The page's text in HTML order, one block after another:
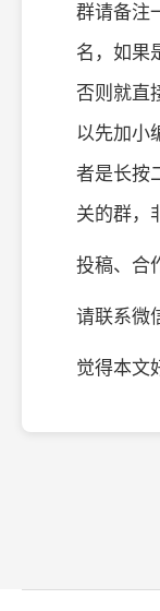
群请备注
名，如果
否则就直
以先加小
者是长按
关的群，
投稿、合
请联系微
觉得本文